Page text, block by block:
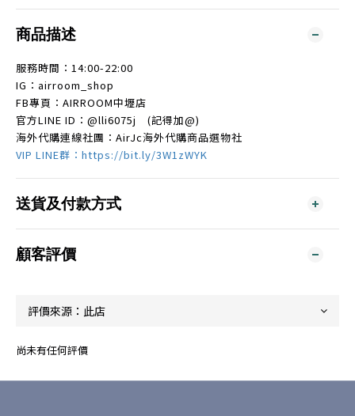
商品描述
服務時間：14:00-22:00
IG：airroom_shop
FB專頁：AIRROOM中壢店
官方LINE ID： @lli6075j (記得加@)
海外代購連線社團：AirJc海外代購商品選物社
VIP LINE群：https://bit.ly/3W1zWYK
送貨及付款方式
顧客評價
尚未有任何評價